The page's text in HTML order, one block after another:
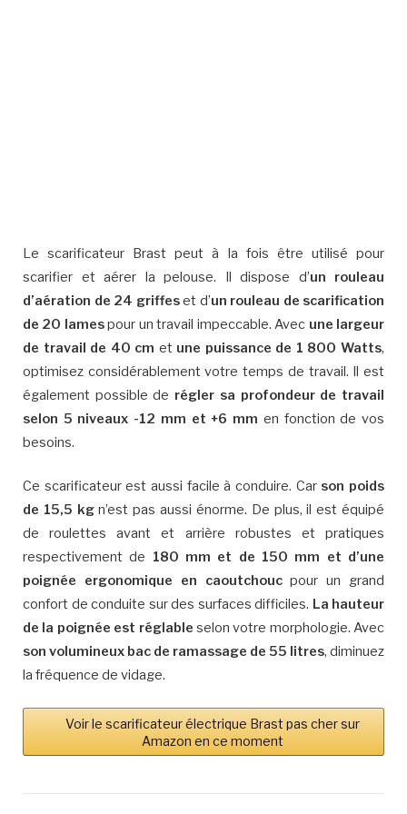
Le scarificateur Brast peut à la fois être utilisé pour
scarifier et aérer la pelouse. Il dispose d’un rouleau
d’aération de 24 griffeset d’un rouleau de scarification
de 20 lamespour un travail impeccable. Avec une largeur
de travail de 40 cm et une puissance de 1 800 Watts,
optimisez considérablement votre temps de travail. Il est
également possible de régler sa profondeur de travail
selon 5 niveaux -12 mm et +6 mm en fonction de vos
besoins.
Ce scarificateur est aussi facile à conduire. Car son poids
de 15,5 kgn’est pas aussi énorme. De plus, il est équipé
de roulettes avant et arrière robustes et pratiques
respectivement de 180 mm et de 150 mm et d’une
poignée ergonomique en caoutchoucpour un grand
confort de conduite sur des surfaces difficiles. La hauteur
de la poignée est réglable selon votre morphologie. Avec
son volumineux bac de ramassage de 55 litres, diminuez
la fréquence de vidage.
Voir le scarificateur électrique Brast pas cher sur
Amazon en ce moment